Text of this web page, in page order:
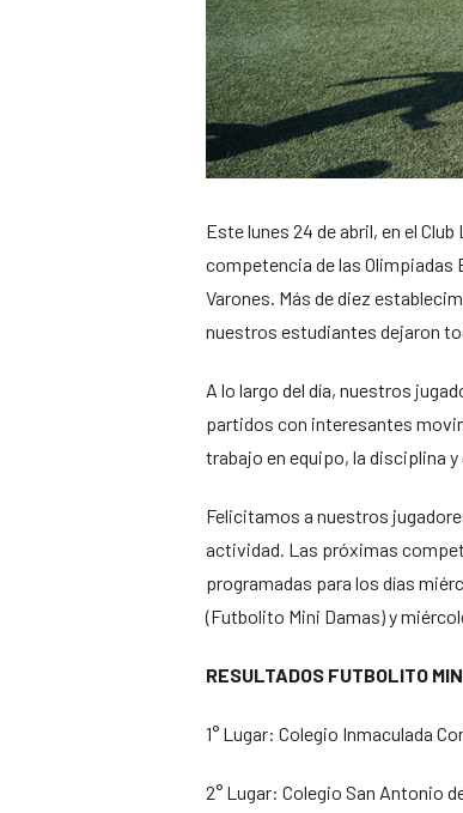
Este lunes 24 de abril, en el
competencia de las
Varones. Más de diez
nuestros estudiantes dejaron
A lo largo del día, nuestros
partidos con interesantes
trabajo en equipo, la disciplina
Felicitamos a nuestros
actividad. Las próximas
programadas para los días
(Futbolito Mini Damas) y
RESULTADOS FUTBOLITO
1° Lugar: Colegio Inmaculada
2° Lugar: Colegio San Antonio